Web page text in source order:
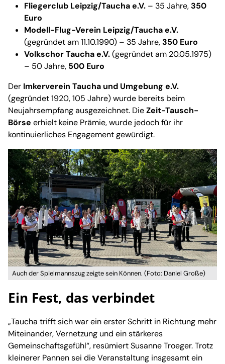
Fliegerclub Leipzig/Taucha e.V. – 35 Jahre,350
Euro
Modell-Flug-Verein Leipzig/Taucha e.V.
(gegründet am 11.10.1990) – 35 Jahre,350 Euro
Volkschor Taucha e.V.(gegründet am 20.05.1975)
– 50 Jahre, 500 Euro
Der Imkerverein Taucha und Umgebung e.V.
(gegründet 1920, 105 Jahre) wurde bereits beim
Neujahrsempfang ausgezeichnet. DieZeit-Tausch-
Börse erhielt keine Prämie, wurde jedoch für ihr
kontinuierliches Engagement gewürdigt.
Auch der Spielmannszug zeigte sein Können. (Foto: Daniel Große)
Ein Fest, das verbindet
„Taucha trifft sich war ein erster Schritt in Richtung mehr
Miteinander, Vernetzung und ein stärkeres
Gemeinschaftsgefühl“, resümiert Susanne Troeger. Trotz
kleinerer Pannen sei die Veranstaltung insgesamt ein